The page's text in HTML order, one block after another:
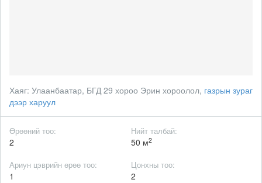
Хаяг: Улаанбаатар, БГД 29 хороо Эрин хороолол, газрын зураг
дээр харуул
Өрөөний тоо:
2
Нийт талбай:
50 м2
Ариун цэврийн өрөө тоо:
1
Цонхны тоо:
2